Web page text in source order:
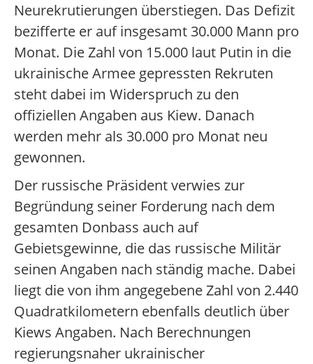
Neurekrutierungen überstiegen. Das Defizit
bezifferte er auf insgesamt 30.000 Mann pro
Monat. Die Zahl von 15.000 laut Putin in die
ukrainische Armee gepressten Rekruten
steht dabei im Widerspruch zu den
offiziellen Angaben aus Kiew. Danach
werden mehr als 30.000 pro Monat neu
gewonnen.
Der russische Präsident verwies zur
Begründung seiner Forderung nach dem
gesamten Donbass auch auf
Gebietsgewinne, die das russische Militär
seinen Angaben nach ständig mache. Dabei
liegt die von ihm angegebene Zahl von 2.440
Quadratkilometern ebenfalls deutlich über
Kiews Angaben. Nach Berechnungen
regierungsnaher ukrainischer